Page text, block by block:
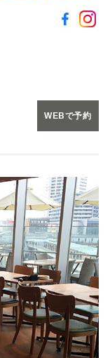
WEBで予約